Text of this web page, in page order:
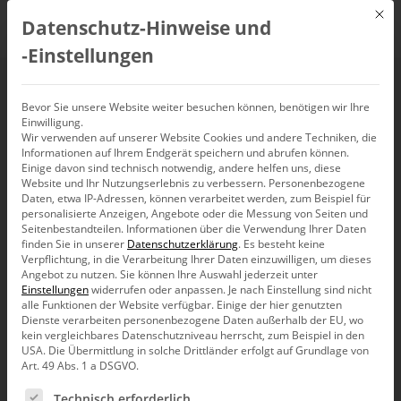
BI & Analytics Survey
Bissantz News
Mit
Datenschutz-Hinweise und
‑Einstellungen
Bevor Sie unsere Website weiter besuchen können, benötigen wir Ihre
Einwilligung.
Wir verwenden auf unserer Website Cookies und andere Techniken, die
Informationen auf Ihrem Endgerät speichern und abrufen können.
Einige davon sind technisch notwendig, andere helfen uns, diese
Website und Ihr Nutzungserlebnis zu verbessern. Personenbezogene
Daten, etwa IP-Adressen, können verarbeitet werden, zum Beispiel für
personalisierte Anzeigen, Angebote oder die Messung von Seiten und
Seitenbestandteilen. Informationen über die Verwendung Ihrer Daten
finden Sie in unserer Datenschutzerklärung. Es besteht keine
Verpflichtung, in die Verarbeitung Ihrer Daten einzuwilligen, um dieses
Angebot zu nutzen.Sie können Ihre Auswahl jederzeit unter
Einstellungenwiderrufen oder anpassen. Je nach Einstellung sind nicht
alle Funktionen der Website verfügbar. Einige der hier genutzten
Dienste verarbeiten personenbezogene Daten außerhalb der EU, wo
kein vergleichbares Datenschutzniveau herrscht, zum Beispiel in den
USA. Die Übermittlung in solche Drittländer erfolgt auf Grundlage von
Art. 49 Abs. 1 a DSGVO.
Es folgt eine Liste der Service-Gruppen, für die eine